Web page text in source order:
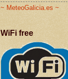
~ MeteoGalicia.es ~
WiFi free